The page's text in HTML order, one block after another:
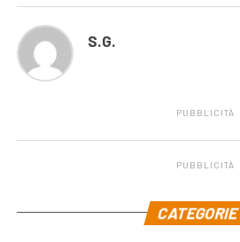
S.G.
PUBBLICITÀ
PUBBLICITÀ
CATEGORIE